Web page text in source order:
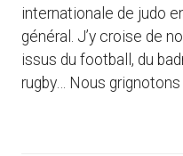
internationale de judo
général. J’y croise de
issus du football, du
rugby… Nous grignotons